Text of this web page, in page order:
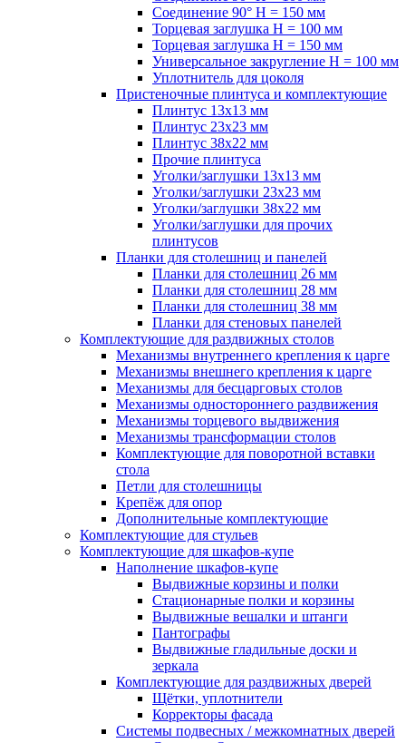
Соединение 90° H = 150 мм
Торцевая заглушка H = 100 мм
Торцевая заглушка H = 150 мм
Универсальное закругление H = 100 мм
Уплотнитель для цоколя
Пристеночные плинтуса и комплектующие
Плинтус 13х13 мм
Плинтус 23х23 мм
Плинтус 38х22 мм
Прочие плинтуса
Уголки/заглушки 13х13 мм
Уголки/заглушки 23х23 мм
Уголки/заглушки 38х22 мм
Уголки/заглушки для прочих
плинтусов
Планки для столешниц и панелей
Планки для столешниц 26 мм
Планки для столешниц 28 мм
Планки для столешниц 38 мм
Планки для стеновых панелей
Комплектующие для раздвижных столов
Механизмы внутреннего крепления к царге
Механизмы внешнего крепления к царге
Механизмы для бесцарговых столов
Механизмы одностороннего раздвижения
Механизмы торцевого выдвижения
Механизмы трансформации столов
Комплектующие для поворотной вставки
стола
Петли для столешницы
Крепёж для опор
Дополнительные комплектующие
Комплектующие для стульев
Комплектующие для шкафов-купе
Наполнение шкафов-купе
Выдвижные корзины и полки
Стационарные полки и корзины
Выдвижные вешалки и штанги
Пантографы
Выдвижные гладильные доски и
зеркала
Комплектующие для раздвижных дверей
Щётки, уплотнители
Корректоры фасада
Системы подвесных / межкомнатных дверей